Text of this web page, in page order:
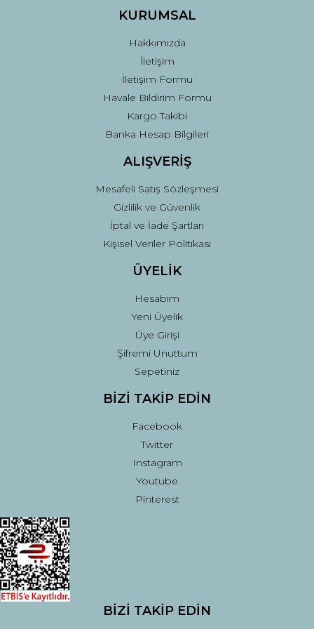
Ürün fiyatı diğer sitelerden daha pahalı.
Gönder
KURUMSAL
Hakkımızda
İletişim
İletişim Formu
Havale Bildirim Formu
Kargo Takibi
Banka Hesap Bilgileri
ALIŞVERİŞ
Mesafeli Satış Sözleşmesi
Gizlilik ve Güvenlik
İptal ve İade Şartları
Kişisel Veriler Politikası
ÜYELİK
Hesabım
Yeni Üyelik
Üye Girişi
Şifremi Unuttum
Sepetiniz
BİZİ TAKİP EDİN
Facebook
Twitter
Instagram
Youtube
Pinterest
BİZİ TAKİP EDİN